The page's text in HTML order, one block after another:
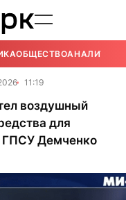
ОБЩЕСТВОАНАЛИТИКА
11:19
воздушный
для
ГПСУ Демченко